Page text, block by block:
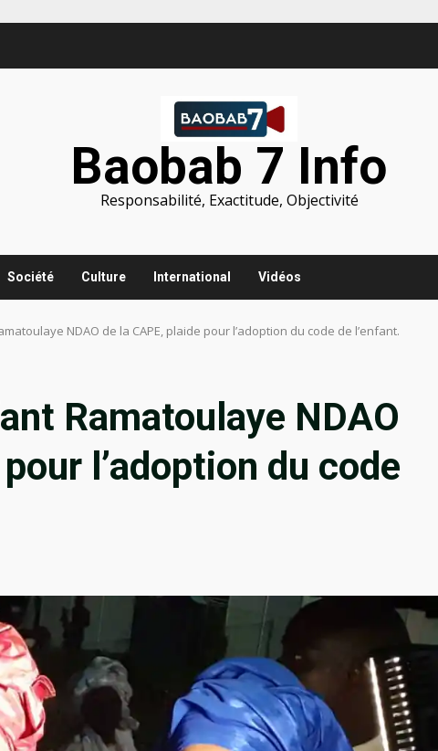
Baobab 7 Info
Responsabilité, Exactitude, Objectivité
Société Culture International Vidéos
NDAO de la CAPE, plaide pour l’adoption du code de l’enfant.
Ramatoulaye NDAO
l’adoption du code